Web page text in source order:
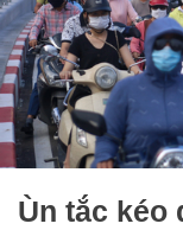
Ùn tắc kéo